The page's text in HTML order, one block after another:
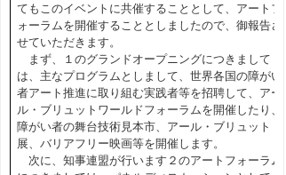
てもこのイベントに共催することとして、アートフ
ォーラムを開催することとしましたので、御報告さ
せていただきます。
まず、１のグランドオープニングにつきまして
は、主なプログラムとしまして、世界各国の障がい
者アート推進に取り組む実践者等を招聘して、アー
ル・ブリュットワールドフォーラムを開催したり、
障がい者の舞台技術見本市、アール・ブリュット
展、バリアフリー映画等を開催します。
次に、知事連盟が行います２のアートフォーラム